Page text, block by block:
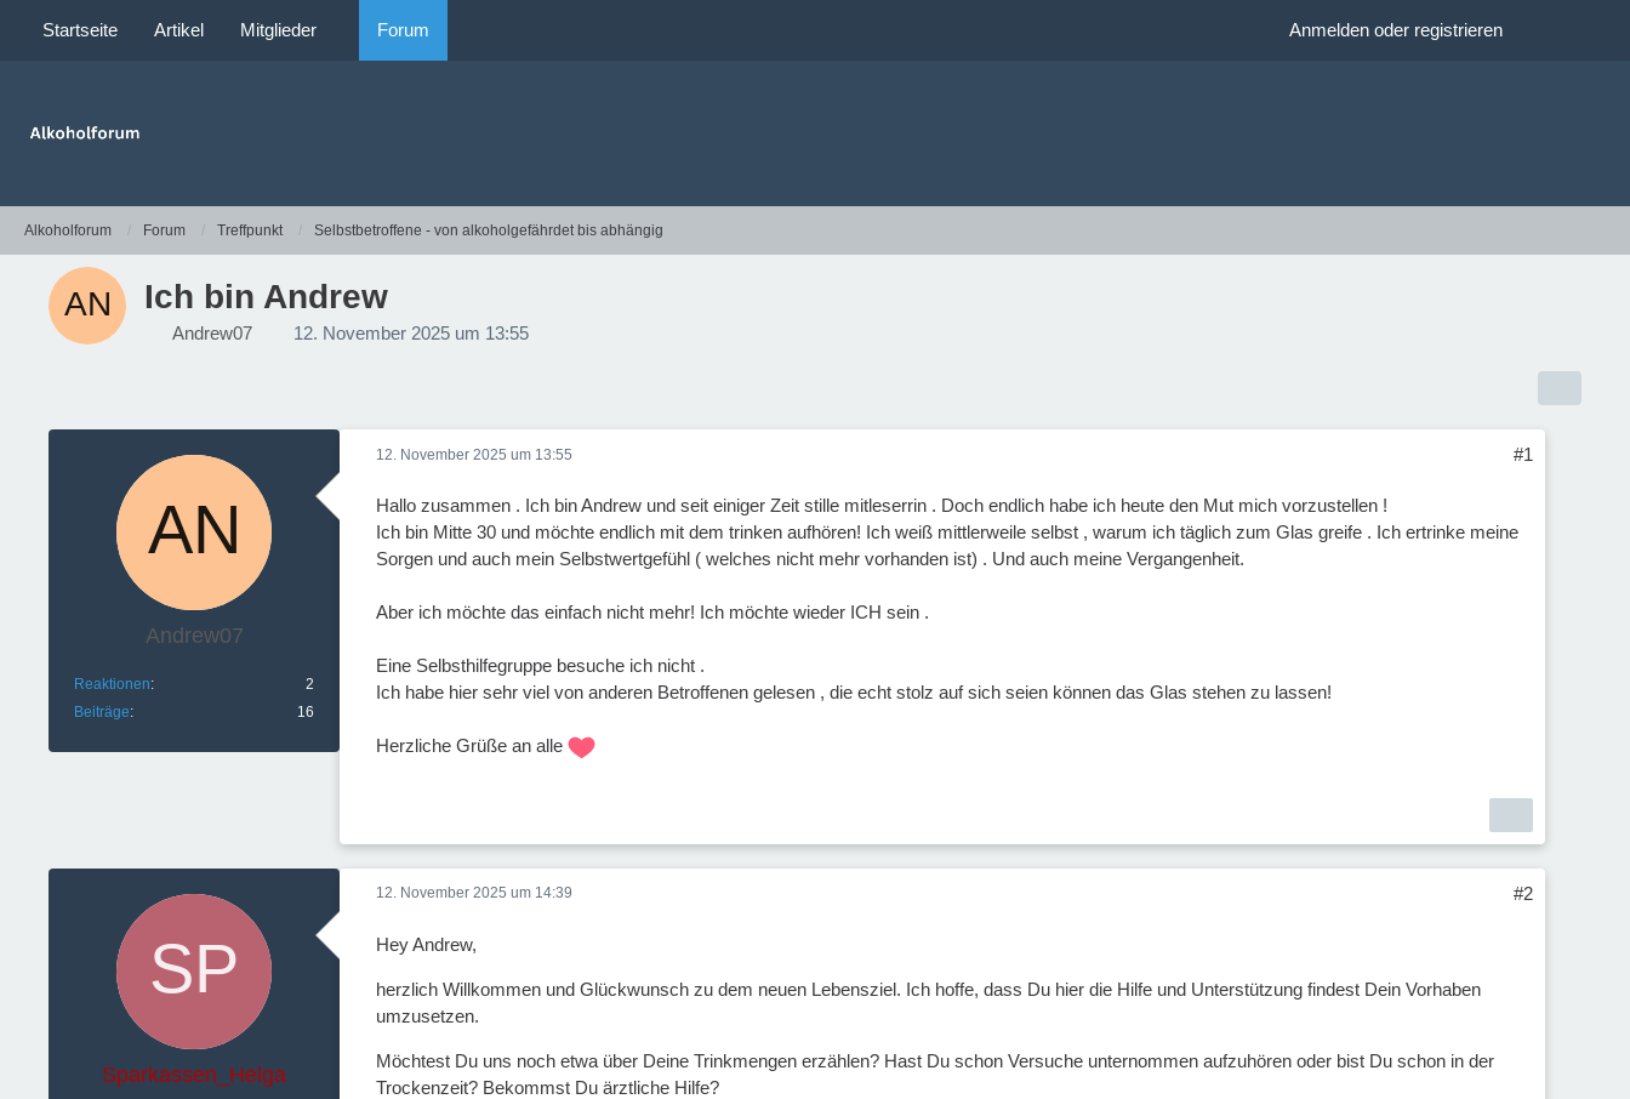
Startseite Artikel Mitglieder Forum Anmelden oder registrieren
Alkoholforum Forum Treffpunkt Selbstbetroffene - von alkoholgefährdet bis abhängig
Ich bin Andrew
Andrew07 12. November 2025 um 13:55
Andrew07
Reaktionen
2
Beiträge
16
12. November 2025 um 13:55 #1
Hallo zusammen . Ich bin Andrew und seit einiger Zeit stille mitleserrin . Doch endlich habe ich heute den Mut mich vorzustellen !
Ich bin Mitte 30 und möchte endlich mit dem trinken aufhören! Ich weiß mittlerweile selbst , warum ich täglich zum Glas greife . Ich ertrinke meine
Sorgen und auch mein Selbstwertgefühl ( welches nicht mehr vorhanden ist) . Und auch meine Vergangenheit.
Aber ich möchte das einfach nicht mehr! Ich möchte wieder ICH sein .
Eine Selbsthilfegruppe besuche ich nicht .
Ich habe hier sehr viel von anderen Betroffenen gelesen , die echt stolz auf sich seien können das Glas stehen zu lassen!
Herzliche Grüße an alle
Sparkassen_Helga
12. November 2025 um 14:39 #2
Hey Andrew,
herzlich Willkommen und Glückwunsch zu dem neuen Lebensziel. Ich hoffe, dass Du hier die Hilfe und Unterstützung findest Dein Vorhaben
umzusetzen.
Möchtest Du uns noch etwa über Deine Trinkmengen erzählen? Hast Du schon Versuche unternommen aufzuhören oder bist Du schon in der
Trockenzeit? Bekommst Du ärztliche Hilfe?